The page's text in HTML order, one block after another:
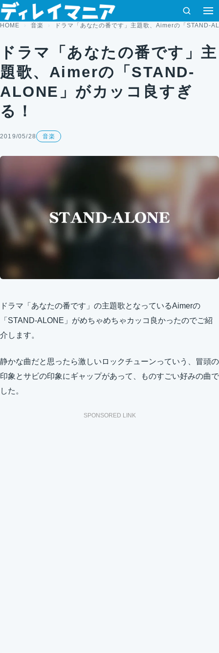
コンテンツへスキップ
検索
HOME 音楽 ドラマ「あなたの番です」主題歌、Aimerの「STAND-
ドラマ「あなたの番です」主
題歌、Aimerの「STAND-
ALONE」がカッコ良すぎ
る！
2019/05/28 音楽
ドラマ「あなたの番です」の主題歌となっているAimerの
「STAND-ALONE」がめちゃめちゃカッコ良かったのでご紹
介します。
静かな曲だと思ったら激しいロックチューンっていう、冒頭の
印象とサビの印象にギャップがあって、ものすごい好みの曲で
した。
SPONSORED LINK